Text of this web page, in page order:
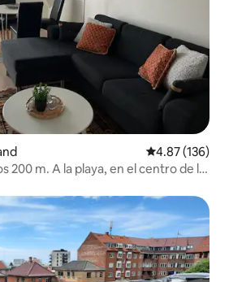
Calificación
4.87 (136)
200 m. A la playa, en el centro de la